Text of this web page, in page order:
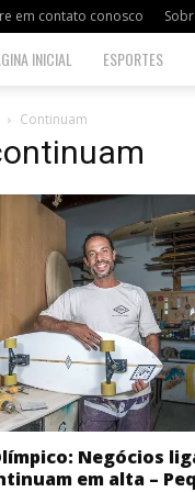
em contato conosco
INICIAL ESPORTES
Continuam
Negócios
em alta –